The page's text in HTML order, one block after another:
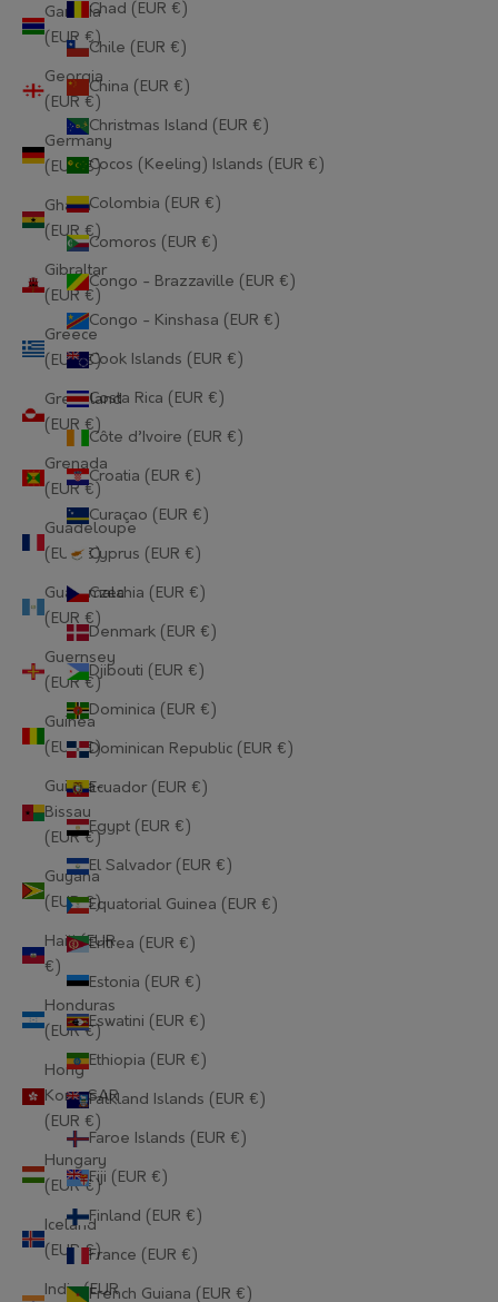
Gambia
(EUR €)
Georgia
(EUR €)
Germany
(EUR €)
Ghana
(EUR €)
Gibraltar
(EUR €)
Greece
(EUR €)
Greenland
(EUR €)
Grenada
(EUR €)
Guadeloupe
(EUR €)
Guatemala
(EUR €)
Guernsey
(EUR €)
Guinea
(EUR €)
Guinea-
Bissau
(EUR €)
Guyana
(EUR €)
Haiti (EUR
€)
Honduras
(EUR €)
Hong
Kong SAR
(EUR €)
Hungary
(EUR €)
Iceland
(EUR €)
India (EUR
Chad (EUR €)
Chile (EUR €)
China (EUR €)
Christmas Island (EUR €)
Cocos (Keeling) Islands (EUR €)
Colombia (EUR €)
Comoros (EUR €)
Congo - Brazzaville (EUR €)
Congo - Kinshasa (EUR €)
Cook Islands (EUR €)
Costa Rica (EUR €)
Côte d’Ivoire (EUR €)
Croatia (EUR €)
Curaçao (EUR €)
Cyprus (EUR €)
Czechia (EUR €)
Denmark (EUR €)
Djibouti (EUR €)
Dominica (EUR €)
Dominican Republic (EUR €)
Ecuador (EUR €)
Egypt (EUR €)
El Salvador (EUR €)
Equatorial Guinea (EUR €)
Eritrea (EUR €)
Estonia (EUR €)
Eswatini (EUR €)
Ethiopia (EUR €)
Falkland Islands (EUR €)
Faroe Islands (EUR €)
Fiji (EUR €)
Finland (EUR €)
France (EUR €)
French Guiana (EUR €)